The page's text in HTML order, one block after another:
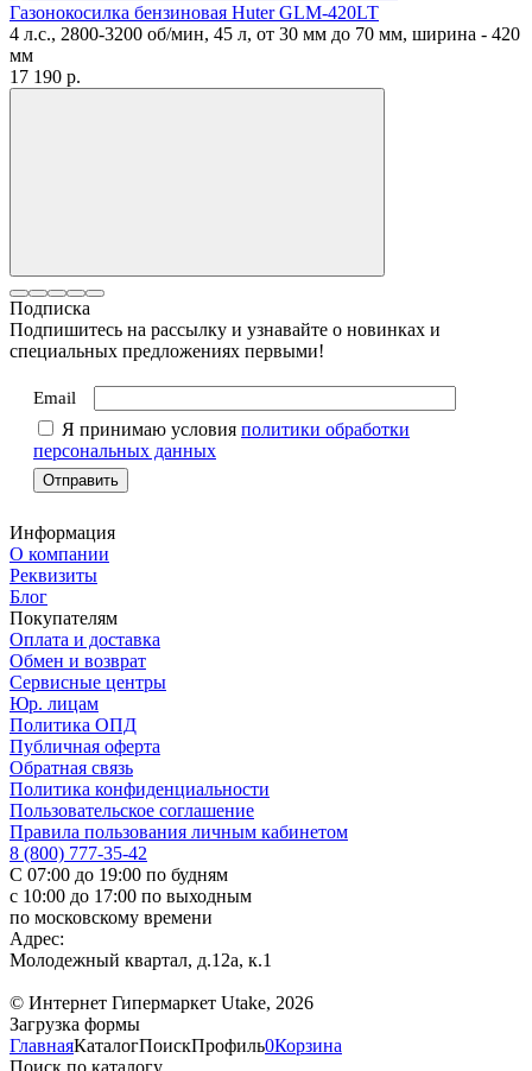
Газонокосилка бензиновая Huter GLM-420LT
4 л.с., 2800-3200 об/мин, 45 л, от 30 мм до 70 мм, ширина - 420
мм
17 190 p.
Подписка
Подпишитесь на рассылку и узнавайте о новинках и
специальных предложениях первыми!
Email
Я принимаю условия политики обработки
персональных данных
Информация
О компании
Реквизиты
Блог
Покупателям
Оплата и доставка
Обмен и возврат
Сервисные центры
Юр. лицам
Политика ОПД
Публичная оферта
Обратная связь
Политика конфиденциальности
Пользовательское соглашение
Правила пользования личным кабинетом
8 (800) 777-35-42
С 07:00 до 19:00 по будням
с 10:00 до 17:00 по выходным
по московскому времени
Адрес:
Молодежный квартал, д.12а, к.1
© Интернет Гипермаркет Utake, 2026
Загрузка формы
ГлавнаяКаталогПоискПрофиль0Корзина
Поиск по каталогу